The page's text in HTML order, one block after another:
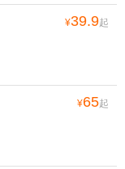
¥39.9起
¥65起